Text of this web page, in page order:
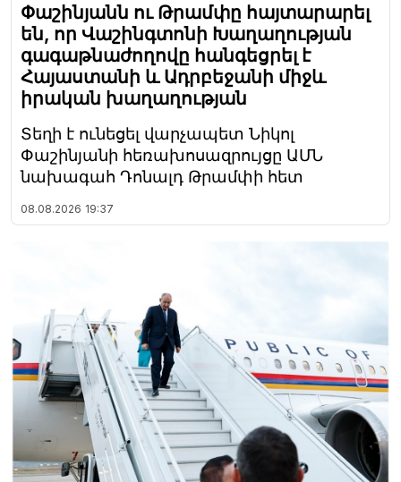
Փաշինյանն ու Թրամփը հայտարարել
են, որ Վաշինգտոնի Խաղաղության
գագաթնաժողովը հանգեցրել է
Հայաստանի և Ադրբեջանի միջև
իրական խաղաղության
Տեղի է ունեցել վարչապետ Նիկոլ
Փաշինյանի հեռախոսազրույցը ԱՄՆ
նախագահ Դոնալդ Թրամփի հետ
08.08.2026 19:37